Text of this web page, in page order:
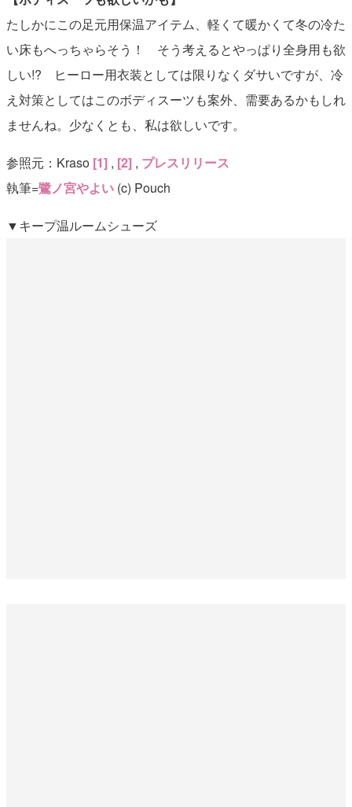
たしかにこの足元用保温アイテム、軽くて暖かくて冬の冷た
い床もへっちゃらそう！ そう考えるとやっぱり全身用も欲
しい!? ヒーロー用衣装としては限りなくダサいですが、冷
え対策としてはこのボディスーツも案外、需要あるかもしれ
ませんね。少なくとも、私は欲しいです。
参照元：Kraso [1] , [2] , プレスリリース
執筆=鷺ノ宮やよい(c) Pouch
▼キープ温ルームシューズ